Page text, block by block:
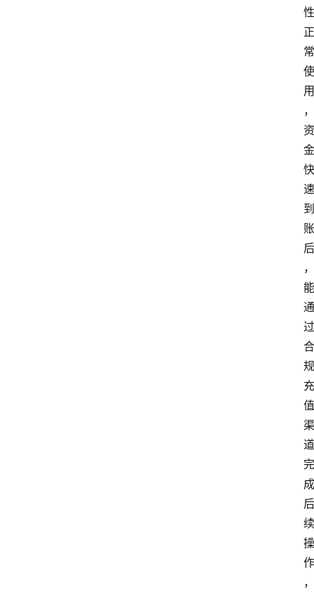
性
正
常
使
用
，
资
金
快
速
到
账
后
，
能
通
过
合
规
充
值
渠
道
完
成
后
续
操
作
，